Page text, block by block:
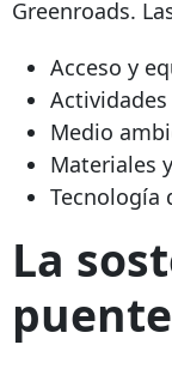
Greenroads.
Acceso y
Medio
Materiales
Tecnología
La